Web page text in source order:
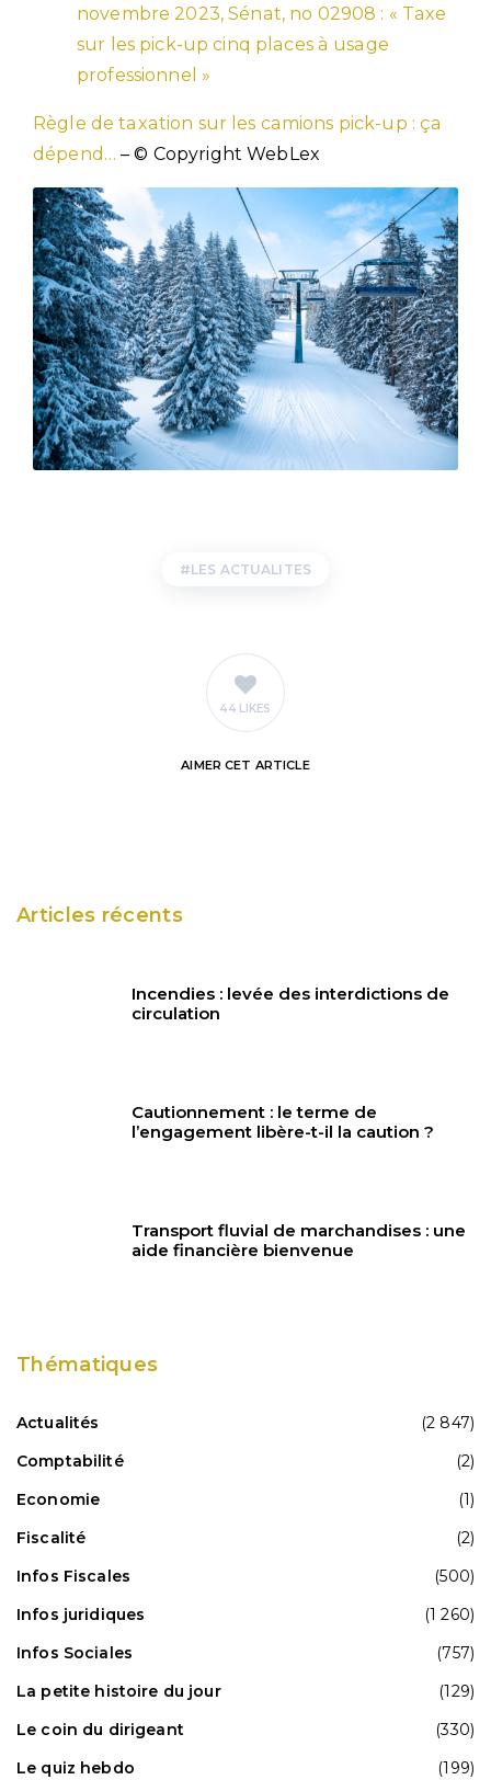
novembre 2023, Sénat, no 02908 : « Taxe
sur les pick-up cinq places à usage
professionnel »
Règle de taxation sur les camions pick-up : ça
dépend… – © Copyright WebLex
LES ACTUALITES
44 LIKES
AIMER CET ARTICLE
Articles récents
Incendies : levée des interdictions de
circulation
Cautionnement : le terme de
l’engagement libère-t-il la caution ?
Transport fluvial de marchandises : une
aide financière bienvenue
Thématiques
Actualités
(2 847)
Comptabilité
(2)
Economie
(1)
Fiscalité
(2)
Infos Fiscales
(500)
Infos juridiques
(1 260)
Infos Sociales
(757)
La petite histoire du jour
(129)
Le coin du dirigeant
(330)
Le quiz hebdo
(199)